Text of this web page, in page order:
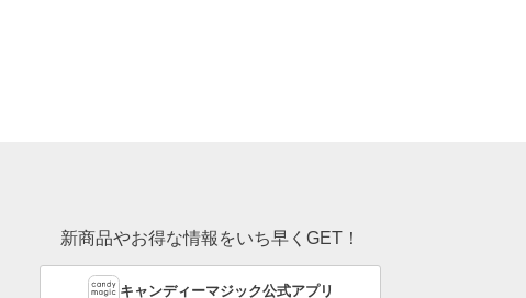
新商品やお得な情報をいち早くGET！
キャンディーマジック公式アプリ